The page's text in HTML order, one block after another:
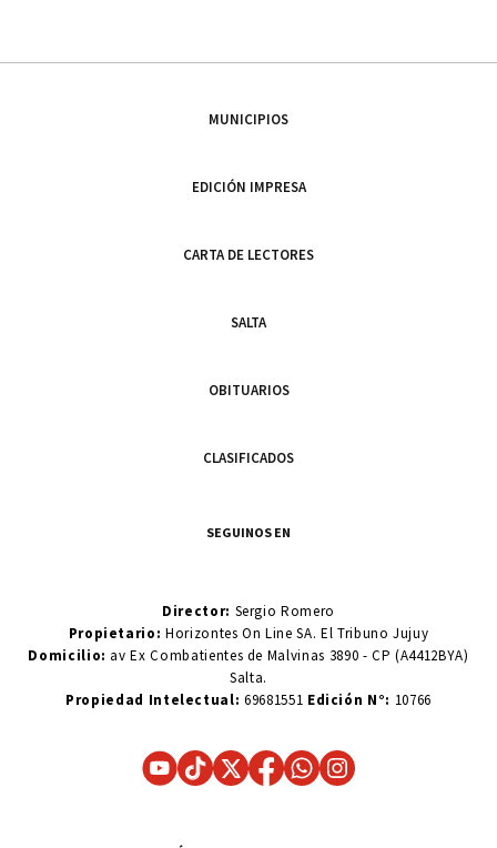
MUNICIPIOS
EDICIÓN IMPRESA
CARTA DE LECTORES
SALTA
OBITUARIOS
CLASIFICADOS
SEGUINOS EN
Director: Sergio Romero
Propietario:Horizontes On Line SA. El Tribuno Jujuy
Domicilio: av Ex Combatientes de Malvinas 3890 - CP (A4412BYA)
Salta.
Propiedad Intelectual: 69681551 Edición N°: 10766